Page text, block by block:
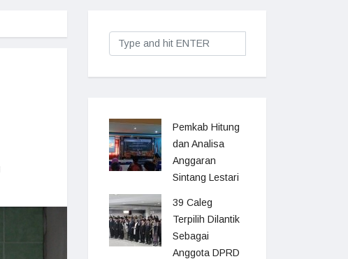
Pemkab Hitung
dan Analisa
Anggaran
Sintang Lestari
39 Caleg
Terpilih Dilantik
Sebagai
Anggota DPRD